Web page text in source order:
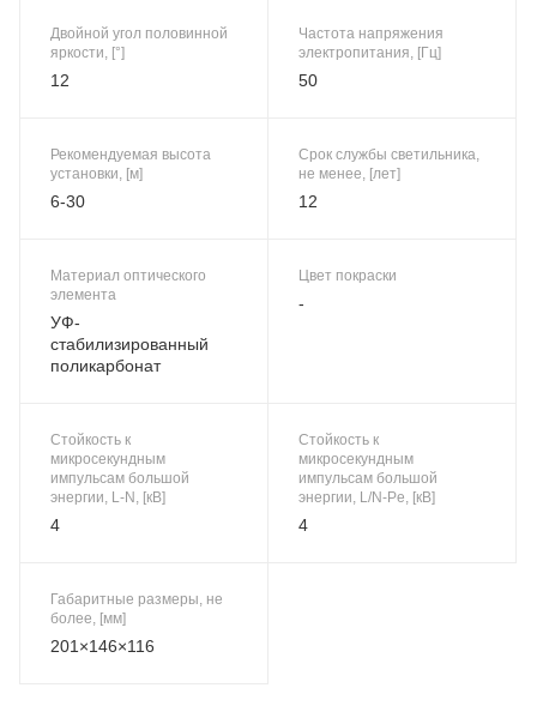
Двойной угол половинной
яркости, [°]
12
Частота напряжения
электропитания, [Гц]
50
Рекомендуемая высота
установки, [м]
6-30
Срок службы светильника,
не менее, [лет]
12
Материал оптического
элемента
УФ-
стабилизированный
поликарбонат
Цвет покраски
-
Стойкость к
микросекундным
импульсам большой
энергии, L-N, [кВ]
4
Стойкость к
микросекундным
импульсам большой
энергии, L/N-Pe, [кВ]
4
Габаритные размеры, не
более, [мм]
201×146×116